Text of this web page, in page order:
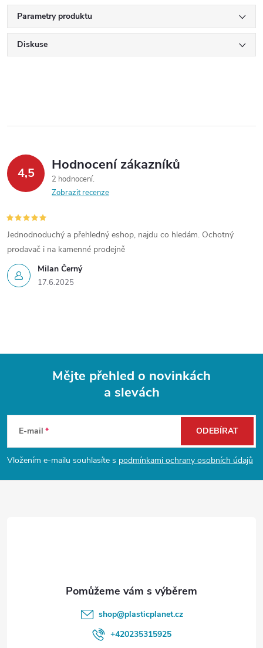
Parametry produktu
Diskuse
4,5 Hodnocení zákazníků
2 hodnocení
Zobrazit recenze
Milan Černý
17.6.2025
Jednodnoduchý a přehledný eshop, najdu co hledám. Ochotný
prodavač i na kamenné prodejně
p
a
Mějte přehled o novinkách
a slevách
E-mail
Vložením e-mailu souhlasíte s podmínkami ochrany osobních údajů
ODEBÍRAT
shop@plasticplanet.cz
+420235315925